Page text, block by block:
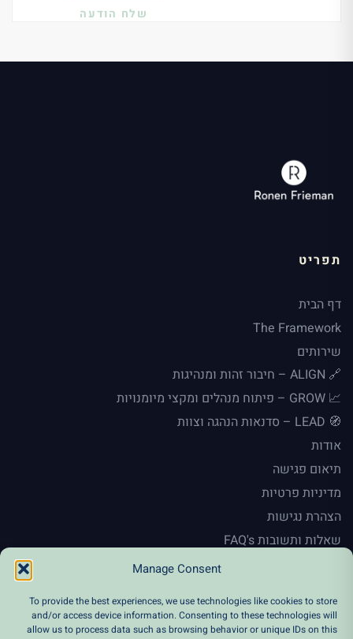
Manage Consent
To provide the best experiences, we use technologies like cookies to store
and/or access device information. Consenting to these technologies will
allow us to process data such as browsing behavior or unique IDs on this
שלח הודעה
תפריט
דף הבית
The Framework
שירותים
🔗 ALIGN – חיבור זהות ומנהיגות
📈 GROW – פיתוח מנהלים ומקצי מיומנויות
🧭 LEAD – סדנאות הנהגה וצוות
אודות
תיאום פגישה
מדיניות פרטיות
הצהרת נגישות
שאלות ותשובות FAQ's
LinkedIn
Facebook
Twitter
Instagram